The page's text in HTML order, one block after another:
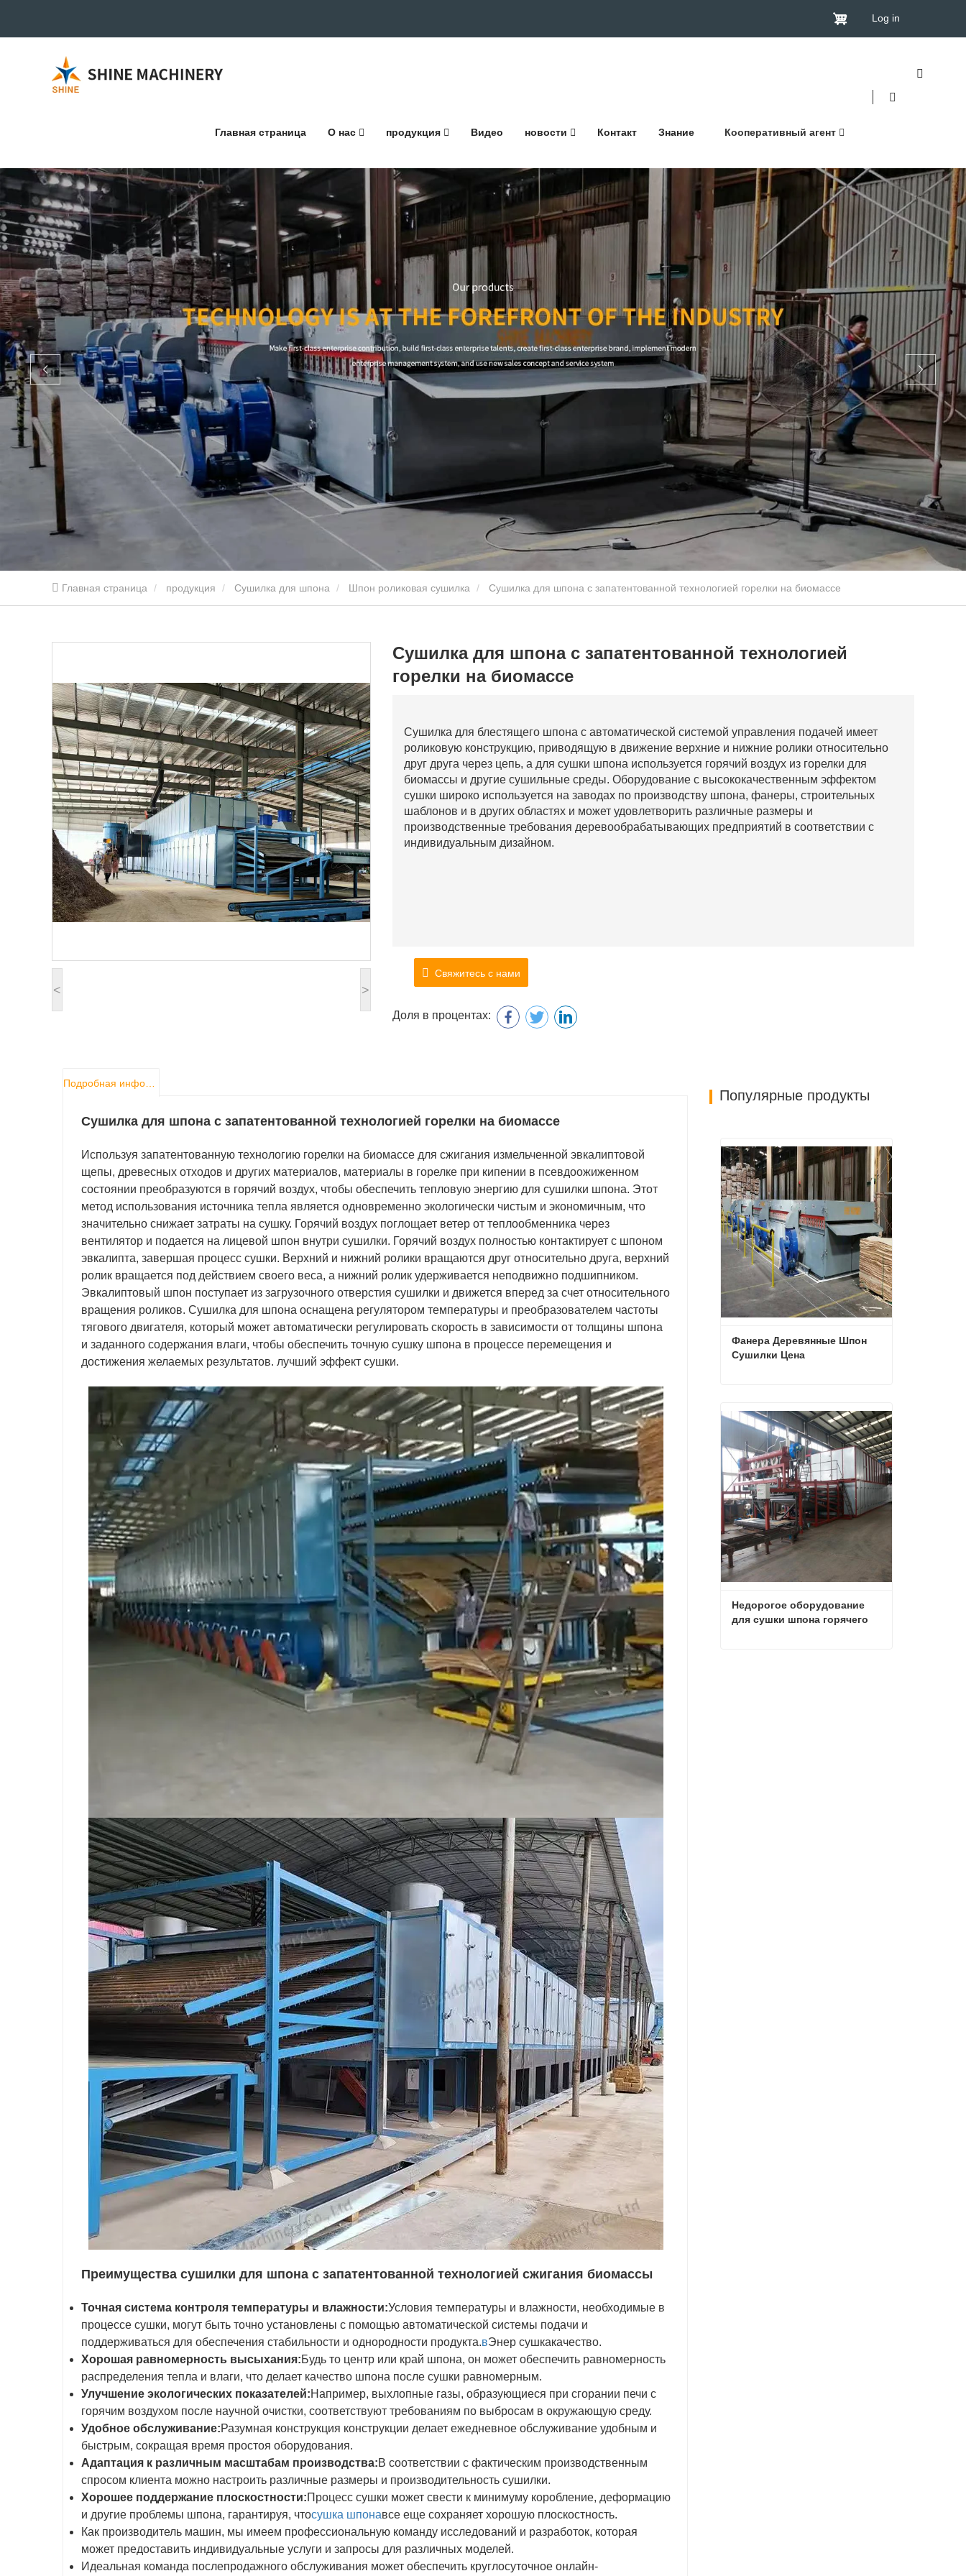
Log in
Главная страница О нас продукция Видео новости Контакт Знание Кооперативный агент
Главная страница продукция Сушилка для шпона Шпон роликовая сушилка Сушилка для шпона с запатентованной технологией горелки на биомассе
< >
Сушилка для шпона с запатентованной технологией
горелки на биомассе
Сушилка для блестящего шпона с автоматической системой управления подачей имеет
роликовую конструкцию, приводящую в движение верхние и нижние ролики относительно
друг друга через цепь, а для сушки шпона используется горячий воздух из горелки для
биомассы и другие сушильные среды. Оборудование с высококачественным эффектом
сушки широко используется на заводах по производству шпона, фанеры, строительных
шаблонов и в других областях и может удовлетворить различные размеры и
производственные требования деревообрабатывающих предприятий в соответствии с
индивидуальным дизайном.
Свяжитесь с нами
Доля в процентах:
Подробная информация о продукте
Сушилка для шпона с запатентованной технологией горелки на биомассе
Используя запатентованную технологию горелки на биомассе для сжигания измельченной эвкалиптовой
щепы, древесных отходов и других материалов, материалы в горелке при кипении в псевдоожиженном
состоянии преобразуются в горячий воздух, чтобы обеспечить тепловую энергию для сушилки шпона. Этот
метод использования источника тепла является одновременно экологически чистым и экономичным, что
значительно снижает затраты на сушку. Горячий воздух поглощает ветер от теплообменника через
вентилятор и подается на лицевой шпон внутри сушилки. Горячий воздух полностью контактирует с шпоном
эвкалипта, завершая процесс сушки. Верхний и нижний ролики вращаются друг относительно друга, верхний
ролик вращается под действием своего веса, а нижний ролик удерживается неподвижно подшипником.
Эвкалиптовый шпон поступает из загрузочного отверстия сушилки и движется вперед за счет относительного
вращения роликов. Сушилка для шпона оснащена регулятором температуры и преобразователем частоты
тягового двигателя, который может автоматически регулировать скорость в зависимости от толщины шпона
и заданного содержания влаги, чтобы обеспечить точную сушку шпона в процессе перемещения и
достижения желаемых результатов. лучший эффект сушки.
Преимущества сушилки для шпона с запатентованной технологией сжигания биомассы
Точная система контроля температуры и влажности:Условия температуры и влажности, необходимые в
процессе сушки, могут быть точно установлены с помощью автоматической системы подачи и
поддерживаться для обеспечения стабильности и однородности продукта.вЭнер сушкакачество.
Хорошая равномерность высыхания:Будь то центр или край шпона, он может обеспечить равномерность
распределения тепла и влаги, что делает качество шпона после сушки равномерным.
Улучшение экологических показателей:Например, выхлопные газы, образующиеся при сгорании печи с
горячим воздухом после научной очистки, соответствуют требованиям по выбросам в окружающую среду.
Удобное обслуживание:Разумная конструкция конструкции делает ежедневное обслуживание удобным и
быстрым, сокращая время простоя оборудования.
Адаптация к различным масштабам производства:В соответствии с фактическим производственным
спросом клиента можно настроить различные размеры и производительность сушилки.
Хорошее поддержание плоскостности:Процесс сушки может свести к минимуму коробление, деформацию
и другие проблемы шпона, гарантируя, чтосушка шпонавсе еще сохраняет хорошую плоскостность.
Как производитель машин, мы имеем профессиональную команду исследований и разработок, которая
может предоставить индивидуальные услуги и запросы для различных моделей.
Идеальная команда послепродажного обслуживания может обеспечить круглосуточное онлайн-
Популярные продукты
Фанера Деревянные Шпон
Сушилки Цена
Свяжитесь с нами
Недорогое оборудование
для сушки шпона горячего